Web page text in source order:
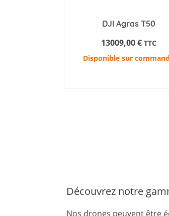
DJI Agras T50
13009,00€ TTC
Disponible sur
Découvrez notre
Nos drones peuvent être